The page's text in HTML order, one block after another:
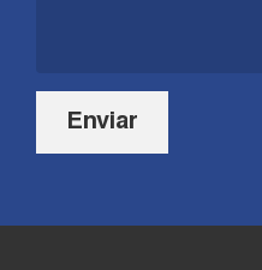
Enviar